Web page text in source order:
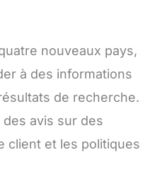
nouveaux pays,
à des informations
de recherche.
avis sur des
client et les politiques